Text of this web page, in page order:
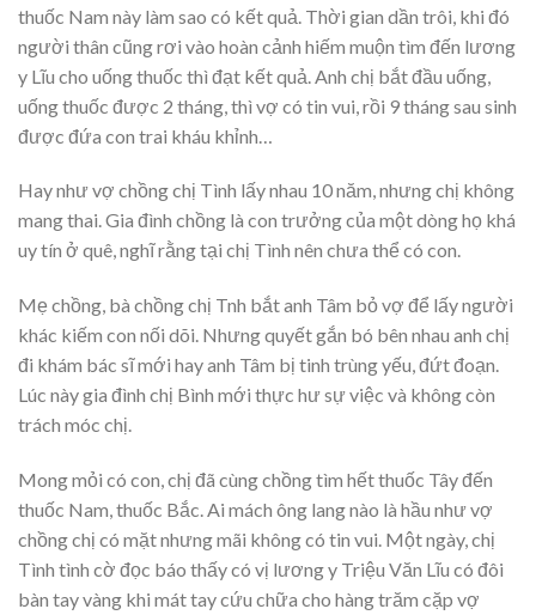
thuốc Nam này làm sao có kết quả. Thời gian dần trôi, khi đó
người thân cũng rơi vào hoàn cảnh hiếm muộn tìm đến lương
y Lĩu cho uống thuốc thì đạt kết quả. Anh chị bắt đầu uống,
uống thuốc được 2 tháng, thì vợ có tin vui, rồi 9 tháng sau sinh
được đứa con trai kháu khỉnh…
Hay như vợ chồng chị Tình lấy nhau 10 năm, nhưng chị không
mang thai. Gia đình chồng là con trưởng của một dòng họ khá
uy tín ở quê, nghĩ rằng tại chị Tình nên chưa thể có con.
Mẹ chồng, bà chồng chị Tnh bắt anh Tâm bỏ vợ để lấy người
khác kiếm con nối dõi. Nhưng quyết gắn bó bên nhau anh chị
đi khám bác sĩ mới hay anh Tâm bị tinh trùng yếu, đứt đoạn.
Lúc này gia đình chị Bình mới thực hư sự việc và không còn
trách móc chị.
Mong mỏi có con, chị đã cùng chồng tìm hết thuốc Tây đến
thuốc Nam, thuốc Bắc. Ai mách ông lang nào là hầu như vợ
chồng chị có mặt nhưng mãi không có tin vui. Một ngày, chị
Tình tình cờ đọc báo thấy có vị lương y Triệu Văn Lĩu có đôi
bàn tay vàng khi mát tay cứu chữa cho hàng trăm cặp vợ